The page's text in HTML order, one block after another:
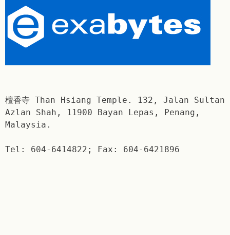
檀香寺 Than Hsiang Temple. 132, Jalan Sultan
Azlan Shah, 11900 Bayan Lepas, Penang,
Malaysia.
Tel: 604-6414822; Fax: 604-6421896